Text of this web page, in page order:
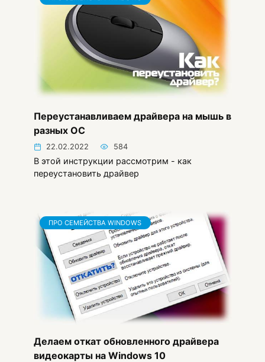
Переустанавливаем драйвера на мышь в
разных ОС
22.02.2022 584
В этой инструкции рассмотрим - как
переустановить драйвер
ПРО СЕМЕЙСТВА WINDOWS
Делаем откат обновленного драйвера
видеокарты на Windows 10